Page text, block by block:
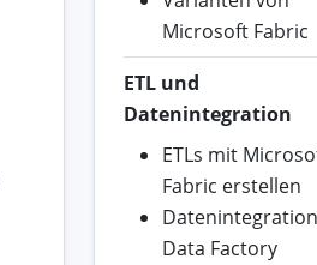
Microsoft Fabric
ETL und
Datenintegration
ETLs mit
Fabric erstellen
Data Factory